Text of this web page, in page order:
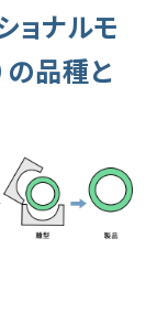
ナルモ
の品種と